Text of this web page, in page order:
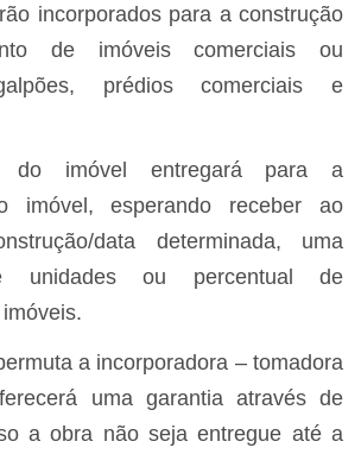
incorporados para a construção
de imóveis comerciais ou
prédios comerciais e
do imóvel entregará para a
imóvel, esperando receber ao
data determinada, uma
unidades ou percentual de
a incorporadora – tomadora
uma garantia através de
a obra não seja entregue até a